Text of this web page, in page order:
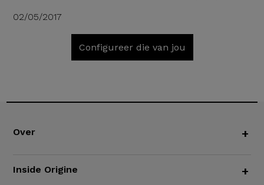
02/05/2017
Configureer die van jou
Over +
Inside Origine +